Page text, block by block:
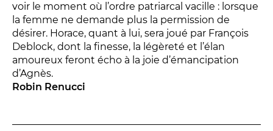
LES FRANCISCAINS LA CUISINE
voir le moment où l’ordre patriarcal vacille : lorsque
la femme ne demande plus la permission de
désirer. Horace, quant à lui, sera joué par François
Deblock, dont la finesse, la légèreté et l’élan
amoureux feront écho à la joie d’émancipation
d’Agnès.
Robin Renucci